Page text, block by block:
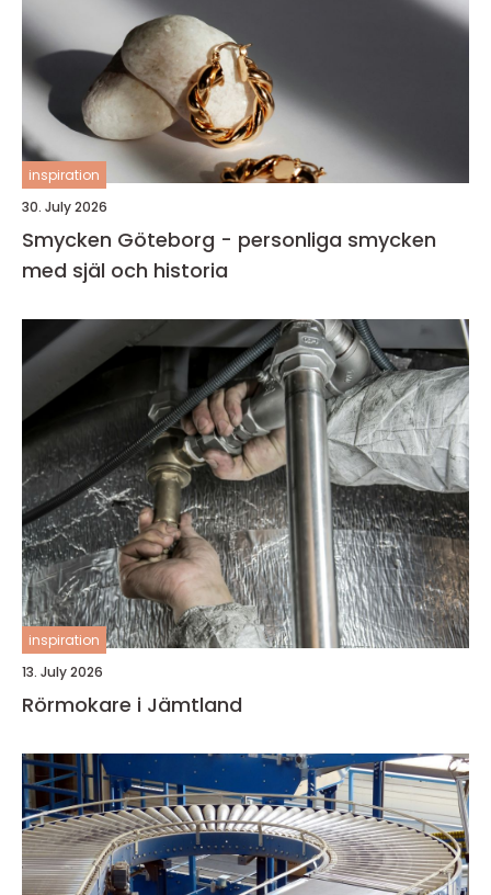
inspiration
30. July 2026
Smycken Göteborg - personliga smycken
med själ och historia
inspiration
13. July 2026
Rörmokare i Jämtland